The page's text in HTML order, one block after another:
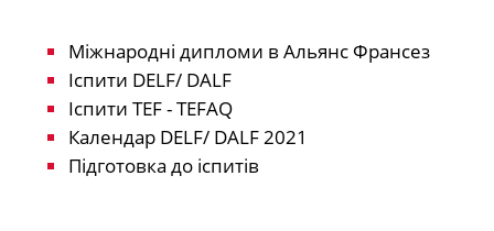
Міжнародні дипломи в Альянс Франсез
Іспити DELF/ DALF
Іспити TEF - TEFAQ
Календар DELF/ DALF 2021
Підготовка до іспитів